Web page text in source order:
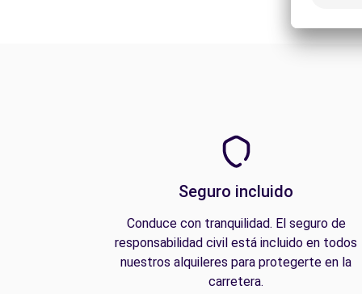
Seguro incluido
Conduce con tranquilidad. El seguro de
responsabilidad civil está incluido en todos
nuestros alquileres para protegerte en la
carretera.